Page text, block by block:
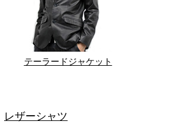
テーラードジャケット
レザーシャツ